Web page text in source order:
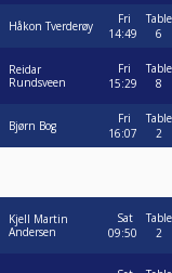
Håkon Tverderøy
Fri
14:49
Table
6
Reidar
Rundsveen
Fri
15:29
Table
8
Bjørn Bog
Fri
16:07
Table
2
Kjell Martin
Andersen
Sat
09:50
Table
2